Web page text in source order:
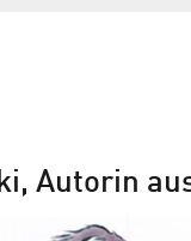
Autorin